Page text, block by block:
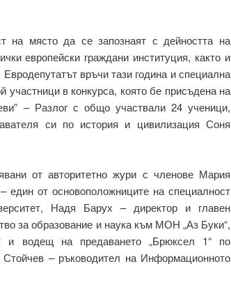
на място да се запознаят с дейността на
европейски граждани институция, както и
връчи тази година и специална
участници в конкурса, която бе присъдена на
– Разлог с общо участвали 24 ученици,
си по история и цивилизация Соня
от авторитетно жури с членове Мария
от основоположниците на специалност
Надя Барух – директор и главен
за образование и наука към МОН „Аз Буки“,
и водещ на предаването „Брюксел 1“ по
– ръководител на Информационното